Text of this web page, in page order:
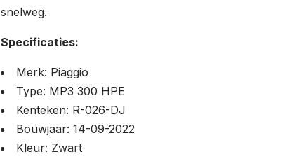
snelweg.
Specificaties:
Merk: Piaggio
Type: MP3 300 HPE
Kenteken: R-026-DJ
Bouwjaar: 14-09-2022
Kleur: Zwart